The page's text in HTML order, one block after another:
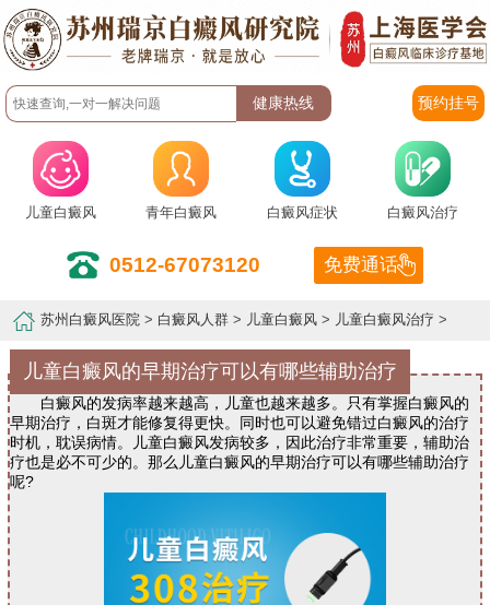
预约挂号
儿童白癜风 青年白癜风 白癜风症状 白癜风治疗
0512-67073120 免费通话
苏州白癜风医院 > 白癜风人群 > 儿童白癜风 > 儿童白癜风治疗 >
儿童白癜风的早期治疗可以有哪些辅助治疗
白癜风的发病率越来越高，儿童也越来越多。只有掌握白癜风的
早期治疗，白斑才能修复得更快。同时也可以避免错过白癜风的治疗
时机，耽误病情。儿童白癜风发病较多，因此治疗非常重要，辅助治
疗也是必不可少的。那么儿童白癜风的早期治疗可以有哪些辅助治疗
呢?